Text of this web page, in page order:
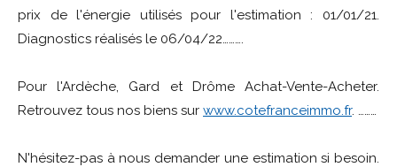
prix de l'énergie utilisés pour l'estimation : 01/01/21.
Diagnostics réalisés le 06/04/22……….
Pour l'Ardèche, Gard et Drôme Achat-Vente-Acheter.
Retrouvez tous nos biens sur www.cotefranceimmo.fr. ………
N'hésitez-pas à nous demander une estimation si besoin.